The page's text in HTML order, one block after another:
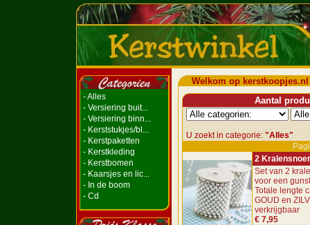
- Alles
- Versiering buit...
- Versiering binn...
- Kerststukjes/bl...
- Kerstpaketten
- Kerstkleding
- Kerstbomen
- Kaarsjes en lic...
- In de boom
- Cd
Welkom op kerstkoopjes.nl
Aantal
U zoekt in categorie: "Alles"
2
Set van 2
voor een
Totale lengte
GOUD en
verkrijgbaar
€ 7,95